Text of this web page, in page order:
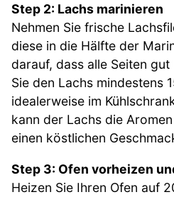
Step 2: Lachs marinieren
Nehmen Sie frische
diese in die Hälfte der
darauf, dass alle Seiten
Sie den Lachs mindestens
idealerweise im
kann der Lachs die
einen köstlichen
Step 3: Ofen vorheizen
Heizen Sie Ihren Ofen auf